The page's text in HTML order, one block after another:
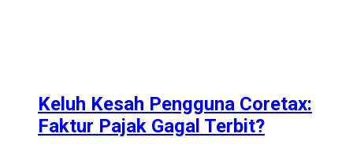
Keluh Kesah Pengguna Coretax:
Faktur Pajak Gagal Terbit?